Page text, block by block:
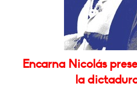
Encarna Nicolás
la